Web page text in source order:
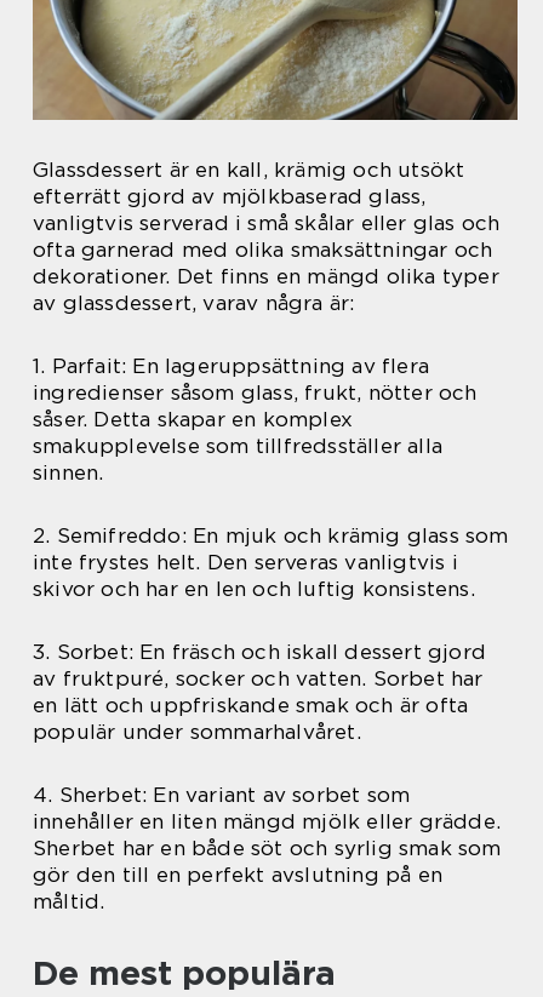
Glassdessert är en kall, krämig och utsökt
efterrätt gjord av mjölkbaserad glass,
vanligtvis serverad i små skålar eller glas och
ofta garnerad med olika smaksättningar och
dekorationer. Det finns en mängd olika typer
av glassdessert, varav några är:
1. Parfait: En lageruppsättning av flera
ingredienser såsom glass, frukt, nötter och
såser. Detta skapar en komplex
smakupplevelse som tillfredsställer alla
sinnen.
2. Semifreddo: En mjuk och krämig glass som
inte frystes helt. Den serveras vanligtvis i
skivor och har en len och luftig konsistens.
3. Sorbet: En fräsch och iskall dessert gjord
av fruktpuré, socker och vatten. Sorbet har
en lätt och uppfriskande smak och är ofta
populär under sommarhalvåret.
4. Sherbet: En variant av sorbet som
innehåller en liten mängd mjölk eller grädde.
Sherbet har en både söt och syrlig smak som
gör den till en perfekt avslutning på en
måltid.
De mest populära